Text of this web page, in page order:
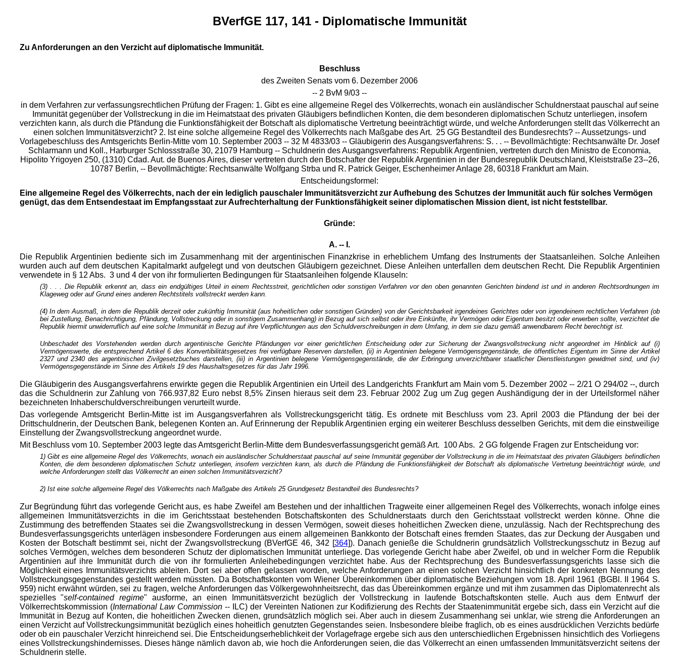
BVerfGE 117, 141 - Diplomatische Immunität
Zu Anforderungen an den Verzicht auf diplomatische Immunität.
Beschluss
des Zweiten Senats vom 6. Dezember 2006
-- 2 BvM 9/03 --
in dem Verfahren zur verfassungsrechtlichen Prüfung der Fragen: 1. Gibt es eine allgemeine Regel des Völkerrechts, wonach ein ausländischer Schuldnerstaat pauschal auf seine
Immunität gegenüber der Vollstreckung in die im Heimatstaat des privaten Gläubigers befindlichen Konten, die dem besonderen diplomatischen Schutz unterliegen, insofern
verzichten kann, als durch die Pfändung die Funktionsfähigkeit der Botschaft als diplomatische Vertretung beeinträchtigt würde, und welche Anforderungen stellt das Völkerrecht an
einen solchen Immunitätsverzicht? 2. Ist eine solche allgemeine Regel des Völkerrechts nach Maßgabe des Art. 25 GG Bestandteil des Bundesrechts? -- Aussetzungs- und
Vorlagebeschluss des Amtsgerichts Berlin-Mitte vom 10. September 2003 -- 32 M 4833/03 -- Gläubigerin des Ausgangsverfahrens: S. . . -- Bevollmächtigte: Rechtsanwälte Dr. Josef
Schlarmann und Koll., Harburger Schlossstraße 30, 21079 Hamburg -- Schuldnerin des Ausgangsverfahrens: Republik Argentinien, vertreten durch den Ministro de Economia,
Hipolito Yrigoyen 250, (1310) Cdad. Aut. de Buenos Aires, dieser vertreten durch den Botschafter der Republik Argentinien in der Bundesrepublik Deutschland, Kleiststraße 23--26,
10787 Berlin, -- Bevollmächtigte: Rechtsanwälte Wolfgang Strba und R. Patrick Geiger, Eschenheimer Anlage 28, 60318 Frankfurt am Main.
Entscheidungsformel:
Eine allgemeine Regel des Völkerrechts, nach der ein lediglich pauschaler Immunitätsverzicht zur Aufhebung des Schutzes der Immunität auch für solches Vermögen
genügt, das dem Entsendestaat im Empfangsstaat zur Aufrechterhaltung der Funktionsfähigkeit seiner diplomatischen Mission dient, ist nicht feststellbar.
Gründe:
A. -- I.
Die Republik Argentinien bediente sich im Zusammenhang mit der argentinischen Finanzkrise in erheblichem Umfang des Instruments der Staatsanleihen. Solche Anleihen
wurden auch auf dem deutschen Kapitalmarkt aufgelegt und von deutschen Gläubigern gezeichnet. Diese Anleihen unterfallen dem deutschen Recht. Die Republik Argentinien
verwendete in § 12 Abs. 3 und 4 der von ihr formulierten Bedingungen für Staatsanleihen folgende Klauseln:
(3) . . . Die Republik erkennt an, dass ein endgültiges Urteil in einem Rechtsstreit, gerichtlichen oder sonstigen Verfahren vor den oben genannten Gerichten bindend ist und in anderen Rechtsordnungen im
Klageweg oder auf Grund eines anderen Rechtstitels vollstreckt werden kann.
(4) In dem Ausmaß, in dem die Republik derzeit oder zukünftig Immunität (aus hoheitlichen oder sonstigen Gründen) von der Gerichtsbarkeit irgendeines Gerichtes oder von irgendeinem rechtlichen Verfahren (ob
bei Zustellung, Benachrichtigung, Pfändung, Vollstreckung oder in sonstigem Zusammenhang) in Bezug auf sich selbst oder ihre Einkünfte, ihr Vermögen oder Eigentum besitzt oder erwerben sollte, verzichtet die
Republik hiermit unwiderruflich auf eine solche Immunität in Bezug auf ihre Verpflichtungen aus den Schuldverschreibungen in dem Umfang, in dem sie dazu gemäß anwendbarem Recht berechtigt ist.
Unbeschadet des Vorstehenden werden durch argentinische Gerichte Pfändungen vor einer gerichtlichen Entscheidung oder zur Sicherung der Zwangsvollstreckung nicht angeordnet im Hinblick auf (i)
Vermögenswerte, die entsprechend Artikel 6 des Konvertibilitätsgesetzes frei verfügbare Reserven darstellen, (ii) in Argentinien belegene Vermögensgegenstände, die öffentliches Eigentum im Sinne der Artikel
2327 und 2340 des argentinischen Zivilgesetzbuches darstellen, (iii) in Argentinien belegene Vermögensgegenstände, die der Erbringung unverzichtbarer staatlicher Dienstleistungen gewidmet sind, und (iv)
Vermögensgegenstände im Sinne des Artikels 19 des Haushaltsgesetzes für das Jahr 1996.
Die Gläubigerin des Ausgangsverfahrens erwirkte gegen die Republik Argentinien ein Urteil des Landgerichts Frankfurt am Main vom 5. Dezember 2002 -- 2/21 O 294/02 --, durch
das die Schuldnerin zur Zahlung von 766.937,82 Euro nebst 8,5% Zinsen hieraus seit dem 23. Februar 2002 Zug um Zug gegen Aushändigung der in der Urteilsformel näher
bezeichneten Inhaberschuldverschreibungen verurteilt wurde.
Das vorlegende Amtsgericht Berlin-Mitte ist im Ausgangsverfahren als Vollstreckungsgericht tätig. Es ordnete mit Beschluss vom 23. April 2003 die Pfändung der bei der
Drittschuldnerin, der Deutschen Bank, belegenen Konten an. Auf Erinnerung der Republik Argentinien erging ein weiterer Beschluss desselben Gerichts, mit dem die einstweilige
Einstellung der Zwangsvollstreckung angeordnet wurde.
Mit Beschluss vom 10. September 2003 legte das Amtsgericht Berlin-Mitte dem Bundesverfassungsgericht gemäß Art. 100 Abs. 2 GG folgende Fragen zur Entscheidung vor:
1) Gibt es eine allgemeine Regel des Völkerrechts, wonach ein ausländischer Schuldnerstaat pauschal auf seine Immunität gegenüber der Vollstreckung in die im Heimatstaat des privaten Gläubigers befindlichen
Konten, die dem besonderen diplomatischen Schutz unterliegen, insofern verzichten kann, als durch die Pfändung die Funktionsfähigkeit der Botschaft als diplomatische Vertretung beeinträchtigt würde, und
welche Anforderungen stellt das Völkerrecht an einen solchen Immunitätsverzicht?
2) Ist eine solche allgemeine Regel des Völkerrechts nach Maßgabe des Artikels 25 Grundgesetz Bestandteil des Bundesrechts?
Zur Begründung führt das vorlegende Gericht aus, es habe Zweifel am Bestehen und der inhaltlichen Tragweite einer allgemeinen Regel des Völkerrechts, wonach infolge eines
allgemeinen Immunitätsverzichts in die im Gerichtsstaat bestehenden Botschaftskonten des Schuldnerstaats durch den Gerichtsstaat vollstreckt werden könne. Ohne die
Zustimmung des betreffenden Staates sei die Zwangsvollstreckung in dessen Vermögen, soweit dieses hoheitlichen Zwecken diene, unzulässig. Nach der Rechtsprechung des
Bundesverfassungsgerichts unterlägen insbesondere Forderungen aus einem allgemeinen Bankkonto der Botschaft eines fremden Staates, das zur Deckung der Ausgaben und
Kosten der Botschaft bestimmt sei, nicht der Zwangsvollstreckung (BVerfGE 46, 342 [364]). Danach genieße die Schuldnerin grundsätzlich Vollstreckungsschutz in Bezug auf
solches Vermögen, welches dem besonderen Schutz der diplomatischen Immunität unterliege. Das vorlegende Gericht habe aber Zweifel, ob und in welcher Form die Republik
Argentinien auf ihre Immunität durch die von ihr formulierten Anleihebedingungen verzichtet habe. Aus der Rechtsprechung des Bundesverfassungsgerichts lasse sich die
Möglichkeit eines Immunitätsverzichts ableiten. Dort sei aber offen gelassen worden, welche Anforderungen an einen solchen Verzicht hinsichtlich der konkreten Nennung des
Vollstreckungsgegenstandes gestellt werden müssten. Da Botschaftskonten vom Wiener Übereinkommen über diplomatische Beziehungen vom 18. April 1961 (BGBl. II 1964 S.
959) nicht erwähnt würden, sei zu fragen, welche Anforderungen das Völkergewohnheitsrecht, das das Übereinkommen ergänze und mit ihm zusammen das Diplomatenrecht als
spezielles "self-contained regime" ausforme, an einen Immunitätsverzicht bezüglich der Vollstreckung in laufende Botschaftskonten stelle. Auch aus dem Entwurf der
Völkerrechtskommission (International Law Commission-- ILC) der Vereinten Nationen zur Kodifizierung des Rechts der Staatenimmunität ergebe sich, dass ein Verzicht auf die
Immunität in Bezug auf Konten, die hoheitlichen Zwecken dienen, grundsätzlich möglich sei. Aber auch in diesem Zusammenhang sei unklar, wie streng die Anforderungen an
einen Verzicht auf Vollstreckungsimmunität bezüglich eines hoheitlich genutzten Gegenstandes seien. Insbesondere bleibe fraglich, ob es eines ausdrücklichen Verzichts bedürfe
oder ob ein pauschaler Verzicht hinreichend sei. Die Entscheidungserheblichkeit der Vorlagefrage ergebe sich aus den unterschiedlichen Ergebnissen hinsichtlich des Vorliegens
eines Vollstreckungshindernisses. Dieses hänge nämlich davon ab, wie hoch die Anforderungen seien, die das Völkerrecht an einen umfassenden Immunitätsverzicht seitens der
Schuldnerin stelle.